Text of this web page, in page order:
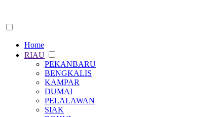
Home
RIAU
PEKANBARU
BENGKALIS
KAMPAR
DUMAI
PELALAWAN
SIAK